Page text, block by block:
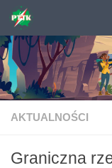
Skip to content
AKTUALNOŚCI
Graniczna